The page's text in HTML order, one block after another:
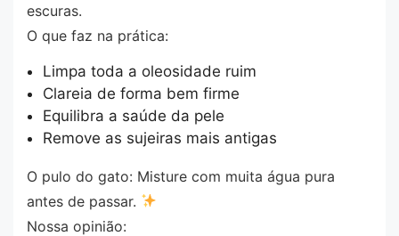
escuras.
O que faz na prática:
Limpa toda a oleosidade ruim
Clareia de forma bem firme
Equilibra a saúde da pele
Remove as sujeiras mais antigas
O pulo do gato: Misture com muita água pura
antes de passar.
Nossa opinião: